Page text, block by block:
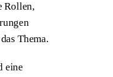
Rollen,
Thema.
eine